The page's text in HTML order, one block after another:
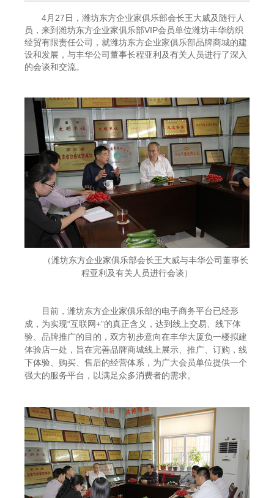
4月27日，潍坊东方企业家俱乐部会长王大威及随行人
员，来到潍坊东方企业家俱乐部VIP会员单位潍坊丰华纺织
经贸有限责任公司，就潍坊东方企业家俱乐部品牌商城的建
设和发展，与丰华公司董事长程亚利及有关人员进行了深入
的会谈和交流。
（潍坊东方企业家俱乐部会长王大威与丰华公司董事长
程亚利及有关人员进行会谈）
目前，潍坊东方企业家俱乐部的电子商务平台已经形
成，为实现“互联网+”的真正含义，达到线上交易、线下体
验、品牌推广的目的，双方初步意向在丰华大厦负一楼拟建
体验店一处，旨在完善品牌商城线上展示、推广、订购，线
下体验、购买、售后的经营体系，为广大会员单位提供一个
强大的服务平台，以满足众多消费者的需求。